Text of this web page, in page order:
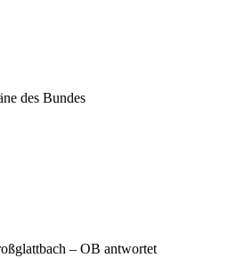
des Bundes
– OB antwortet